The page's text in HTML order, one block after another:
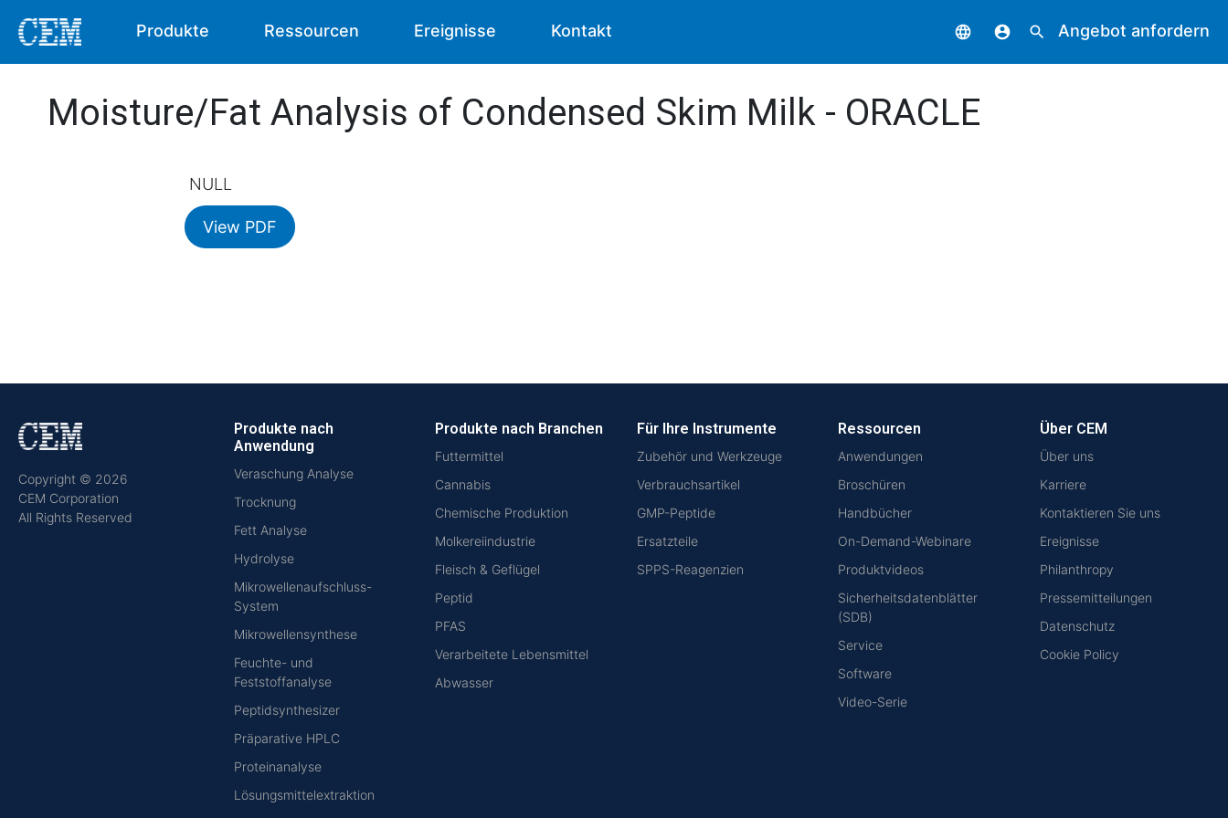
Produkte Ressourcen Ereignisse Kontakt language account_circle search Angebot anfordern
Moisture/Fat Analysis of Condensed Skim Milk - ORACLE
NULL
View PDF
Copyright © 2026
CEM Corporation
All Rights Reserved
Produkte nach
Anwendung
Veraschung Analyse
Trocknung
Fett Analyse
Hydrolyse
Mikrowellenaufschluss-
System
Mikrowellensynthese
Feuchte- und
Feststoffanalyse
Peptidsynthesizer
Präparative HPLC
Proteinanalyse
Lösungsmittelextraktion
Produkte nach Branchen
Futtermittel
Cannabis
Chemische Produktion
Molkereiindustrie
Fleisch & Geflügel
Peptid
PFAS
Verarbeitete Lebensmittel
Abwasser
Für Ihre Instrumente
Zubehör und Werkzeuge
Verbrauchsartikel
GMP-Peptide
Ersatzteile
SPPS-Reagenzien
Ressourcen
Anwendungen
Broschüren
Handbücher
On-Demand-Webinare
Produktvideos
Sicherheitsdatenblätter
(SDB)
Service
Software
Video-Serie
Über CEM
Über uns
Karriere
Kontaktieren Sie uns
Ereignisse
Philanthropy
Pressemitteilungen
Datenschutz
Cookie Policy